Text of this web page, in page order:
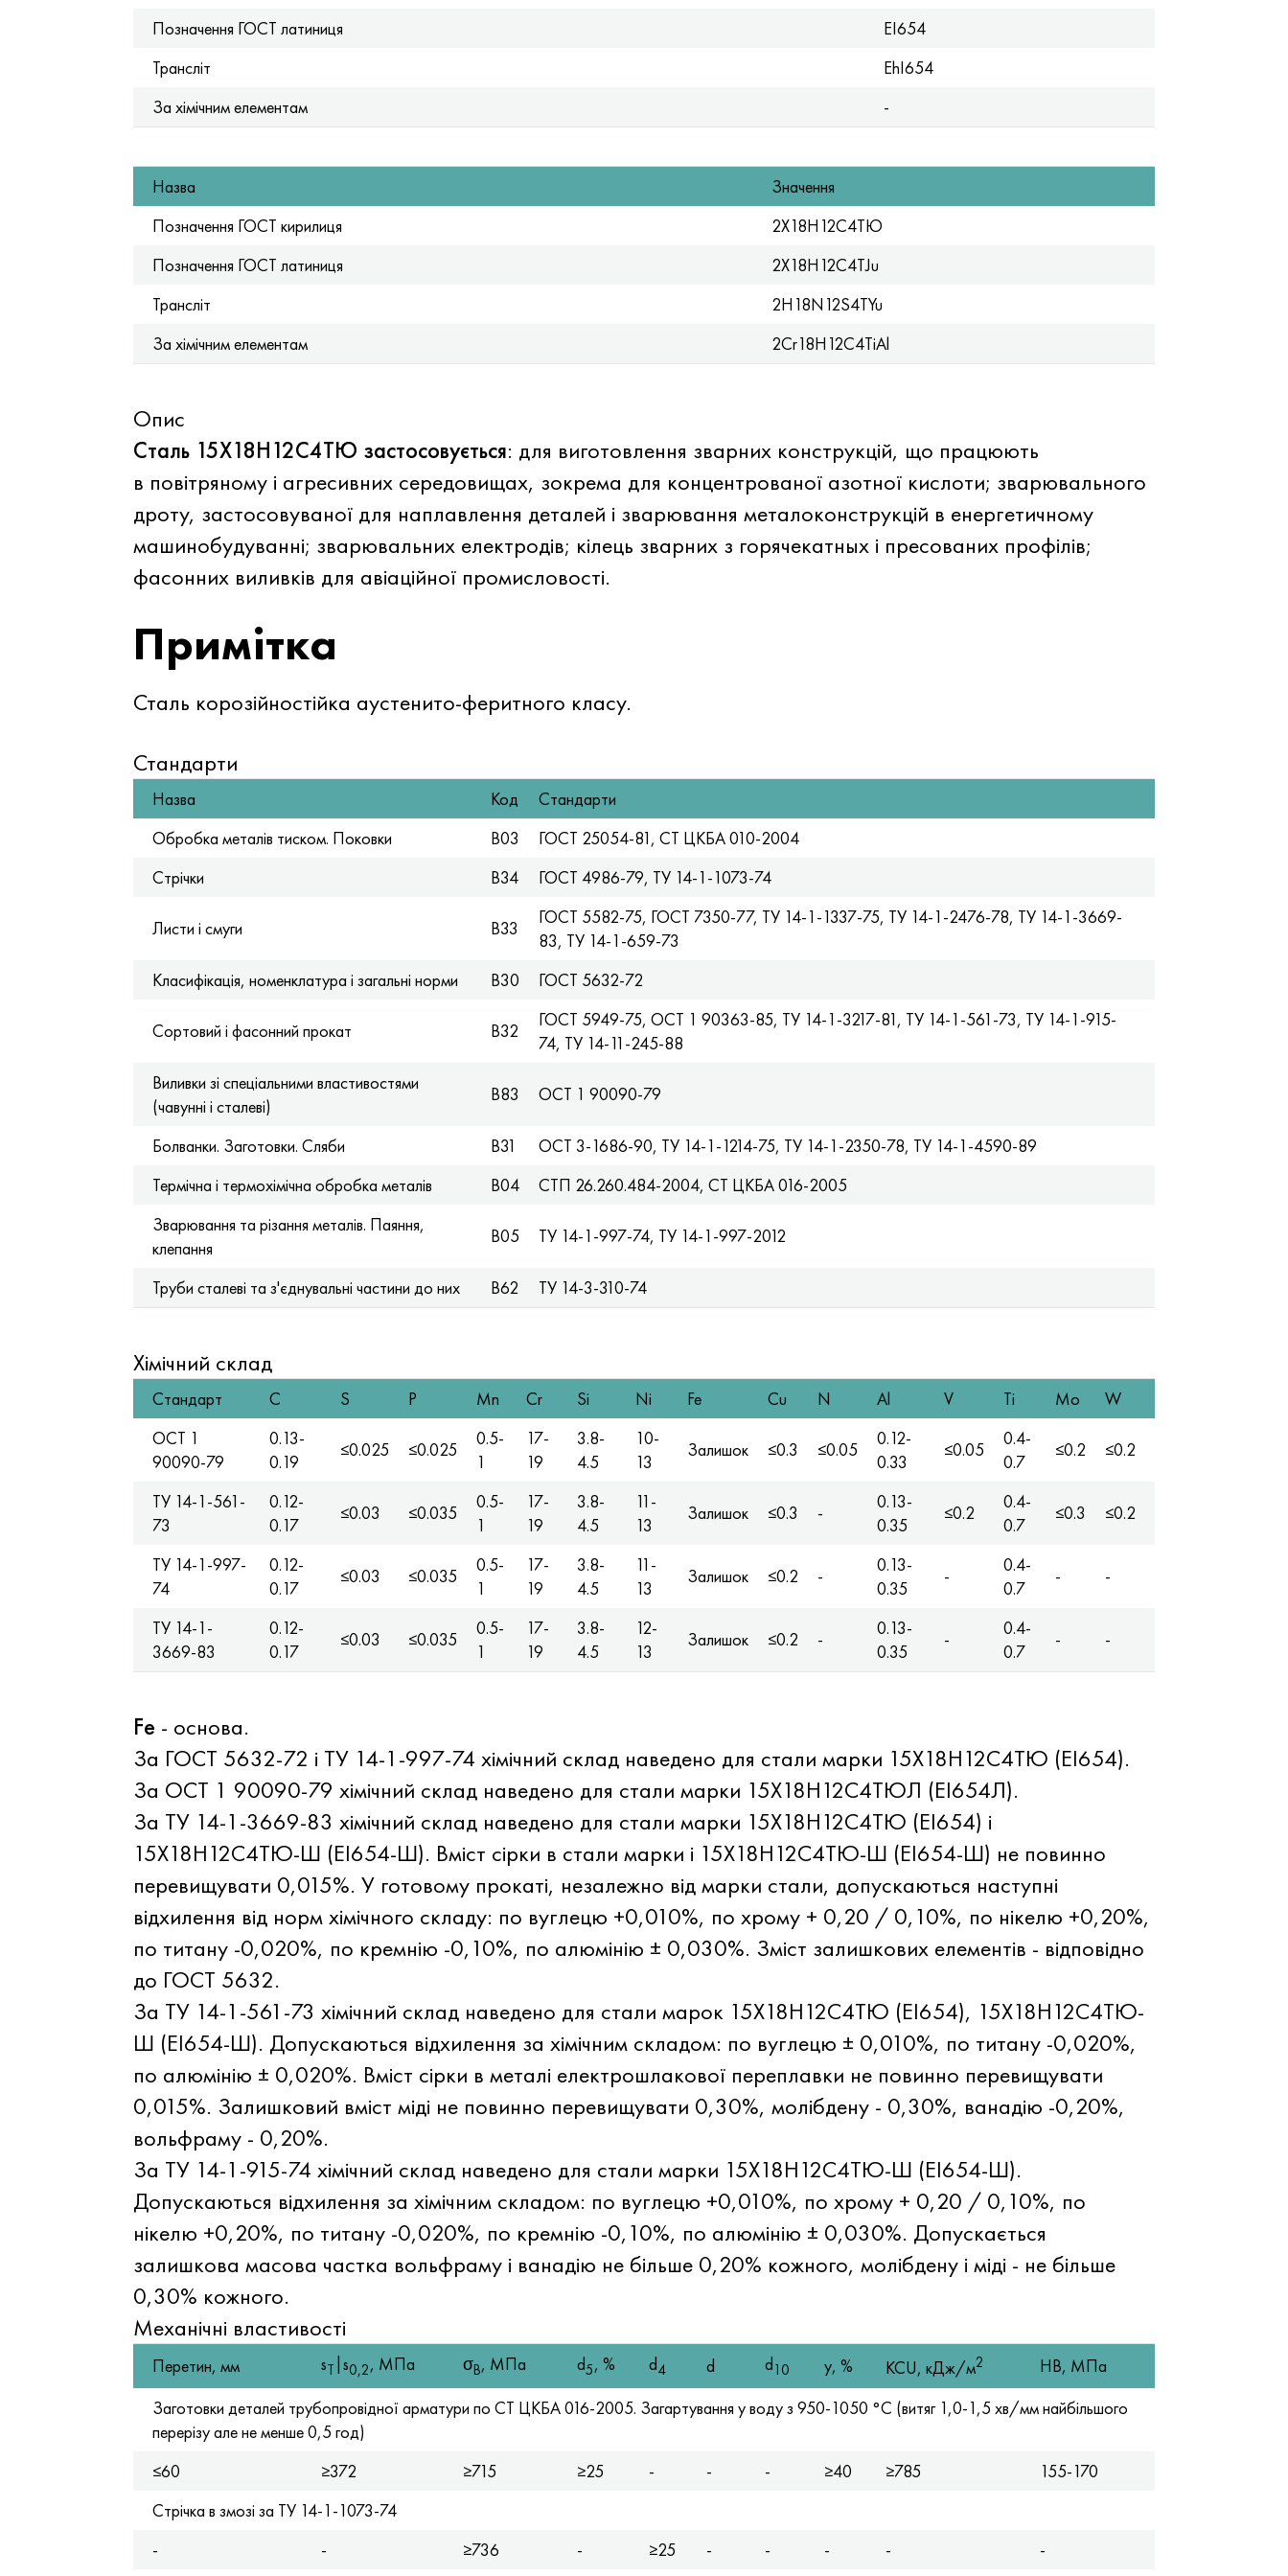
Позначення ГОСТ латиниця
EI654
Трансліт
EhI654
За хімічним елементам
-
Назва
Значення
Позначення ГОСТ кирилиця
2Х18Н12С4ТЮ
Позначення ГОСТ латиниця
2X18H12C4TJu
Трансліт
2H18N12S4TYu
За хімічним елементам
2Cr18Н12С4TiAl
Опис
Сталь 15Х18Н12С4ТЮ застосовується: для виготовлення зварних конструкцій, що працюють
в повітряному і агресивних середовищах, зокрема для концентрованої азотної кислоти; зварювального
дроту, застосовуваної для наплавлення деталей і зварювання металоконструкцій в енергетичному
машинобудуванні; зварювальних електродів; кілець зварних з горячекатных і пресованих профілів;
фасонних виливків для авіаційної промисловості.
Примітка
Сталь корозійностійка аустенито-феритного класу.
Стандарти
Назва Код
Стандарти
Обробка металів тиском. Поковки
В03
ГОСТ 25054-81, СТ ЦКБА 010-2004
Стрічки
В34 ГОСТ 4986-79, TУ 14-1-1073-74
Листи і смуги В33
ГОСТ 5582-75, ГОСТ 7350-77, TУ 14-1-1337-75, TУ 14-1-2476-78, TУ 14-1-3669-
83, TУ 14-1-659-73
Класифікація, номенклатура і загальні норми
В30 ГОСТ 5632-72
Сортовий і фасонний прокат В32
ГОСТ 5949-75, ОСТ 1 90363-85, TУ 14-1-3217-81, TУ 14-1-561-73, TУ 14-1-915-
74, TУ 14-11-245-88
Виливки зі спеціальними властивостями
(чавунні і сталеві)
В83 ОСТ 1 90090-79
Болванки. Заготовки. Сляби В31
ОСТ 3-1686-90, TУ 14-1-1214-75, TУ 14-1-2350-78, TУ 14-1-4590-89
Термічна і термохімічна обробка металів
В04
СТП 26.260.484-2004, СТ ЦКБА 016-2005
Зварювання та різання металів. Паяння,
клепання
В05 TУ 14-1-997-74, TУ 14-1-997-2012
Труби сталеві та з'єднувальні частини до них В62 TУ 14-3-310-74
Хімічний склад
Стандарт C S P Mn Cr Si Ni Fe Cu N Al V Ti Mo
W
ОСТ 1
90090-79
0.13-
0.19
≤0.025 ≤0.025
0.5-
1
17-
19
3.8-
4.5
10-
13
Залишок ≤0.3 ≤0.05
0.12-
0.33
≤0.05
0.4-
0.7
≤0.2 ≤0.2
TУ 14-1-561-
73
0.12-
0.17
≤0.03 ≤0.035
0.5-
1
17-
19
3.8-
4.5
11-
13
Залишок ≤0.3 -
0.13-
0.35
≤0.2
0.4-
0.7
≤0.3 ≤0.2
TУ 14-1-997-
74
0.12-
0.17
≤0.03 ≤0.035
0.5-
1
17-
19
3.8-
4.5
11-
13
Залишок ≤0.2 -
0.13-
0.35
-
0.4-
0.7
- -
TУ 14-1-
3669-83
0.12-
0.17
≤0.03 ≤0.035
0.5-
1
17-
19
3.8-
4.5
12-
13
Залишок ≤0.2 -
0.13-
0.35
-
0.4-
0.7
- -
Fe - основа.
За ГОСТ 5632-72 і ТУ 14-1-997-74 хімічний склад наведено для стали марки 15Х18Н12С4ТЮ (ЕІ654).
За ОСТ 1 90090-79 хімічний склад наведено для стали марки 15Х18Н12С4ТЮЛ (ЕІ654Л).
За ТУ 14-1-3669-83 хімічний склад наведено для стали марки 15Х18Н12С4ТЮ (ЕІ654) і
15Х18Н12С4ТЮ-Ш (ЕІ654-Ш). Вміст сірки в стали марки і 15Х18Н12С4ТЮ-Ш (ЕІ654-Ш) не повинно
перевищувати 0,015%. У готовому прокаті, незалежно від марки стали, допускаються наступні
відхилення від норм хімічного складу: по вуглецю +0,010%, по хрому + 0,20 / 0,10%, по нікелю +0,20%,
по титану -0,020%, по кремнію -0,10%, по алюмінію ± 0,030%. Зміст залишкових елементів - відповідно
до ГОСТ 5632.
За ТУ 14-1-561-73 хімічний склад наведено для стали марок 15Х18Н12С4ТЮ (ЕІ654), 15Х18Н12С4ТЮ-
Ш (ЕІ654-Ш). Допускаються відхилення за хімічним складом: по вуглецю ± 0,010%, по титану -0,020%,
по алюмінію ± 0,020%. Вміст сірки в металі електрошлакової переплавки не повинно перевищувати
0,015%. Залишковий вміст міді не повинно перевищувати 0,30%, молібдену - 0,30%, ванадію -0,20%,
вольфраму - 0,20%.
За ТУ 14-1-915-74 хімічний склад наведено для стали марки 15Х18Н12С4ТЮ-Ш (ЕІ654-Ш).
Допускаються відхилення за хімічним складом: по вуглецю +0,010%, по хрому + 0,20 / 0,10%, по
нікелю +0,20%, по титану -0,020%, по кремнію -0,10%, по алюмінію ± 0,030%. Допускається
залишкова масова частка вольфраму і ванадію не більше 0,20% кожного, молібдену і міді - не більше
0,30% кожного.
Механічні властивості
Перетин, мм sТ |s0,2, МПа σB, МПа d5, % d4 d d10 y, % KCU, кДж/м2
HB, МПа
Заготовки деталей трубопровідної арматури по СТ ЦКБА 016-2005. Загартування у воду з 950-1050 °С (витяг 1,0-1,5 хв/мм найбільшого
перерізу але не менше 0,5 год)
≤60
≥372 ≥715 ≥25 - - - ≥40 ≥785
155-170
Стрічка в змозі за ТУ 14-1-1073-74
-
- ≥736 - ≥25 - - - - -